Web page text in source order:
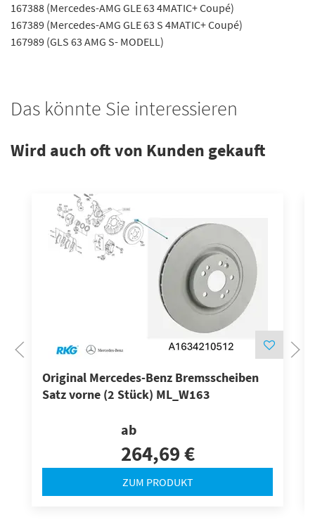
167388 (Mercedes-AMG GLE 63 4MATIC+ Coupé)
167389 (Mercedes-AMG GLE 63 S 4MATIC+ Coupé)
167989 (GLS 63 AMG S- MODELL)
Das könnte Sie interessieren
Wird auch oft von Kunden gekauft
Original Mercedes-Benz Bremsscheiben
Satz vorne (2 Stück) ML_W163
ab
264,69 €
ZUM PRODUKT